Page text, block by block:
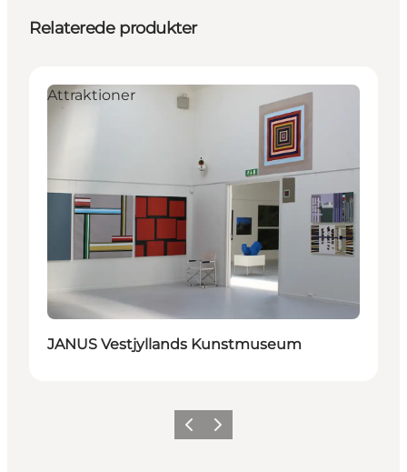
Relaterede produkter
Attraktioner
JANUS Vestjyllands Kunstmuseum
ForrigeNæste